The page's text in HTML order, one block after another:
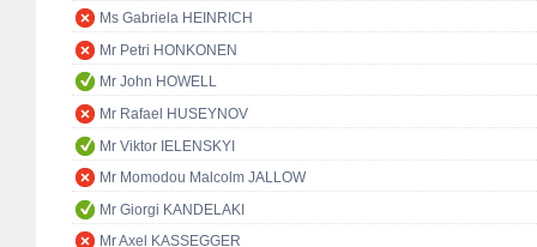
Ms Gabriela HEINRICH
Mr Petri HONKONEN
Mr John HOWELL
Mr Rafael HUSEYNOV
Mr Viktor IELENSKYI
Mr Momodou Malcolm JALLOW
Mr Giorgi KANDELAKI
Mr Axel KASSEGGER